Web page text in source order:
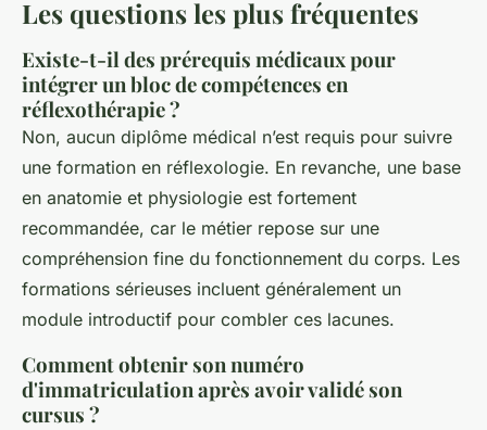
Les questions les plus fréquentes
Existe-t-il des prérequis médicaux pour
intégrer un bloc de compétences en
réflexothérapie ?
Non, aucun diplôme médical n’est requis pour suivre
une formation en réflexologie. En revanche, une base
en anatomie et physiologie est fortement
recommandée, car le métier repose sur une
compréhension fine du fonctionnement du corps. Les
formations sérieuses incluent généralement un
module introductif pour combler ces lacunes.
Comment obtenir son numéro
d'immatriculation après avoir validé son
cursus ?